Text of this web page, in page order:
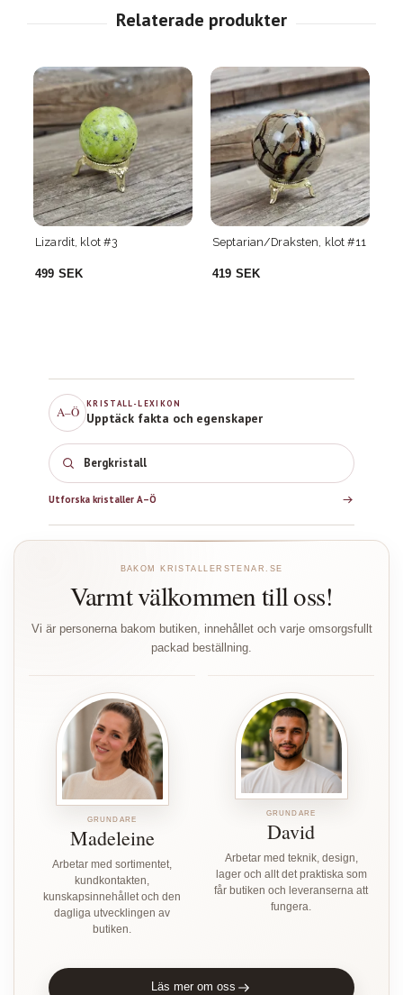
A–Ö
KRISTALL-LEXIKON
Upptäck fakta och egenskaper
Bergkristall
Utforska kristaller A–Ö
BAKOM KRISTALLERSTENAR.SE
Varmt välkommen till oss!
Vi är personerna bakom butiken, innehållet och varje omsorgsfullt
packad beställning.
GRUNDARE
Madeleine
Arbetar med sortimentet,
kundkontakten,
kunskapsinnehållet och den
dagliga utvecklingen av
butiken.
GRUNDARE
David
Arbetar med teknik, design,
lager och allt det praktiska som
får butiken och leveranserna att
fungera.
Läs mer om oss
Septarian/Draksten, klot #11
419 SEK
Septarian/Draksten, klot #15
999 SEK